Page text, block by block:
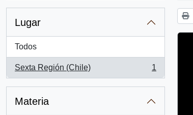
Lugar
Todos
Sexta Región (Chile)
, 1 resultados
1
Materia